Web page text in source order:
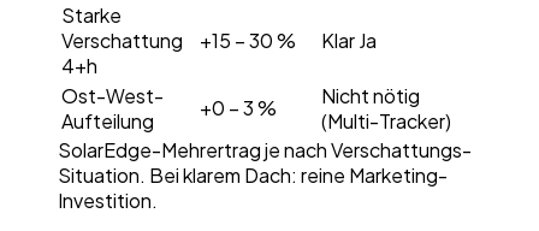
Starke
Verschattung
4+h
+15 – 30 % Klar Ja
Ost-West-
Aufteilung
+0 – 3 %
Nicht nötig
(Multi-Tracker)
SolarEdge-Mehrertrag je nach Verschattungs-
Situation. Bei klarem Dach: reine Marketing-
Investition.